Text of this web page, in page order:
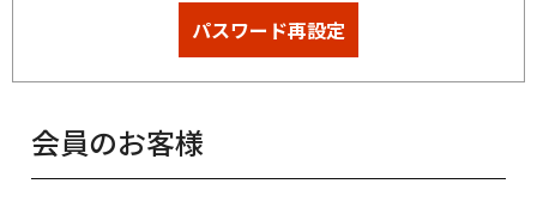
パスワード再設定
会員のお客様